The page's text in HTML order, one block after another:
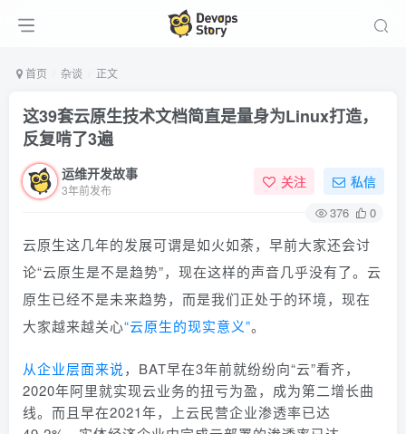
首页 杂谈 正文
这39套云原生技术文档简直是量身为Linux打造，
反复啃了3遍
运维开发故事
3年前发布 关注 私信
376 0
云原生这几年的发展可谓是如火如荼，早前大家还会讨
论“云原生是不是趋势”，现在这样的声音几乎没有了。云
原生已经不是未来趋势，而是我们正处于的环境，现在
大家越来越关心“云原生的现实意义”。
从企业层面来说，BAT早在3年前就纷纷向“云”看齐，
2020年阿里就实现云业务的扭亏为盈，成为第二增长曲
线。而且早在2021年，上云民营企业渗透率已达